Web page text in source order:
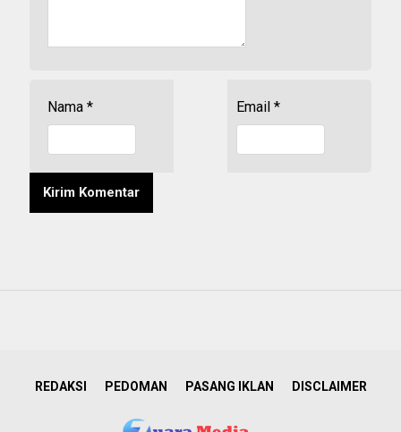
Nama * Email *
REDAKSI PEDOMAN PASANG IKLAN DISCLAIMER